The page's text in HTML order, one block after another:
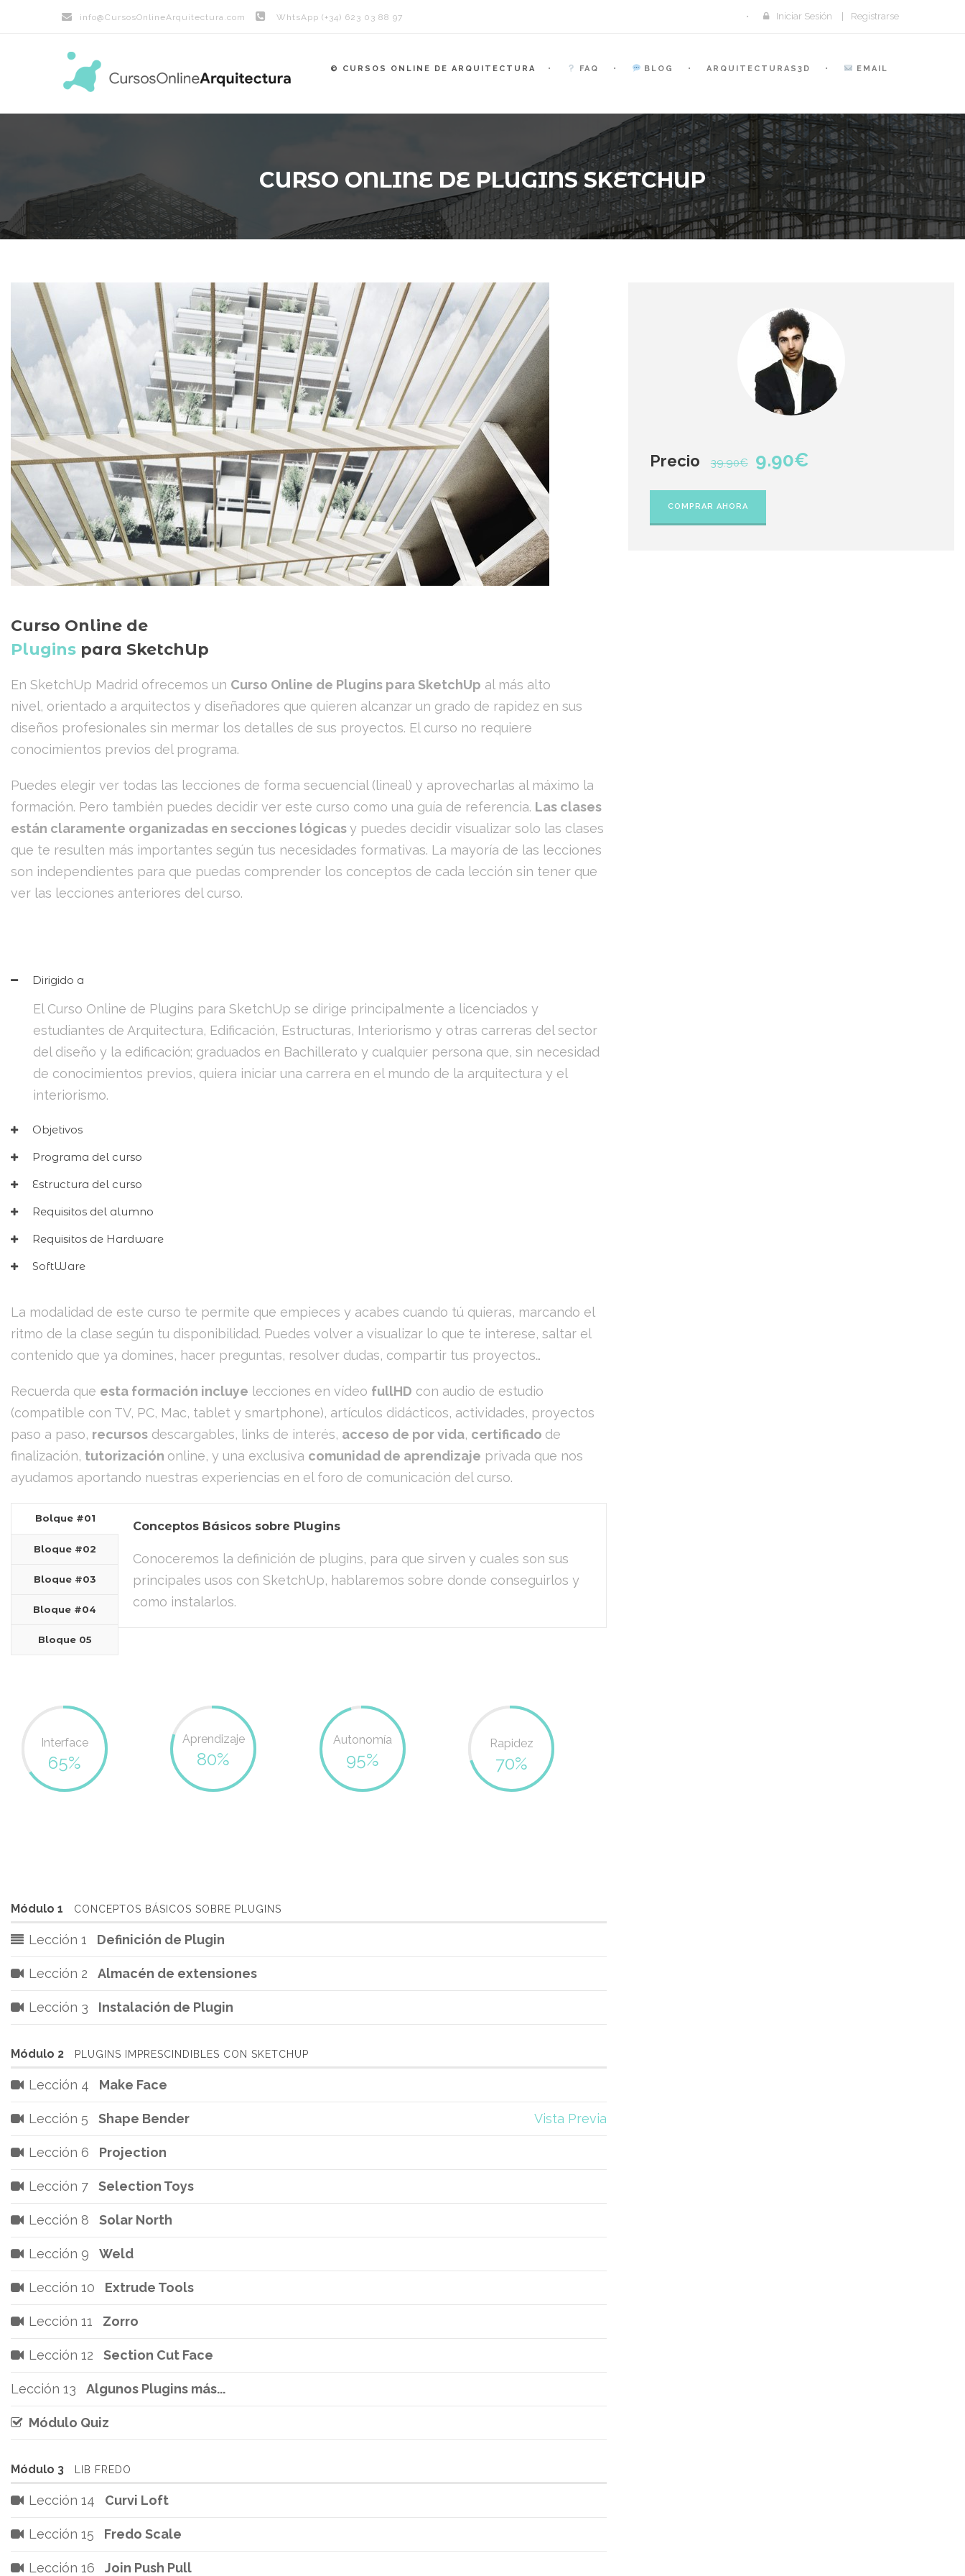
info@CursosOnlineArquitectura.com WhtsApp (+34) 623 03 88 97 Iniciar Sesión Registrarse
© CURSOS ONLINE DE ARQUITECTURA FAQ BLOG ARQUITECTURAS3D EMAIL
CURSO ONLINE DE PLUGINS SKETCHUP
Precio 39.90€ 9.90€
COMPRAR AHORA
Curso Online de
Plugins para SketchUp
En SketchUp Madrid ofrecemos un Curso Online de Plugins para SketchUp al más alto
nivel, orientado a arquitectos y diseñadores que quieren alcanzar un grado de rapidez en sus
diseños profesionales sin mermar los detalles de sus proyectos. El curso no requiere
conocimientos previos del programa.
Puedes elegir ver todas las lecciones de forma secuencial (lineal) y aprovecharlas al máximo la
formación. Pero también puedes decidir ver este curso como una guía de referencia. Las clases
están claramente organizadas en secciones lógicasy puedes decidir visualizar solo las clases
que te resulten más importantes según tus necesidades formativas. La mayoría de las lecciones
son independientes para que puedas comprender los conceptos de cada lección sin tener que
ver las lecciones anteriores del curso.
Dirigido a
El Curso Online de Plugins para SketchUp se dirige principalmente a licenciados y
estudiantes de Arquitectura, Edificación, Estructuras, Interiorismo y otras carreras del sector
del diseño y la edificación; graduados en Bachillerato y cualquier persona que, sin necesidad
de conocimientos previos, quiera iniciar una carrera en el mundo de la arquitectura y el
interiorismo.
Objetivos
Programa del curso
Estructura del curso
Requisitos del alumno
Requisitos de Hardware
SoftWare
La modalidad de este curso te permite que empieces y acabes cuando tú quieras, marcando el
ritmo de la clase según tu disponibilidad. Puedes volver a visualizar lo que te interese, saltar el
contenido que ya domines, hacer preguntas, resolver dudas, compartir tus proyectos…
Recuerda que esta formación incluye lecciones en vídeo fullHD con audio de estudio
(compatible con TV, PC, Mac, tablet y smartphone), artículos didácticos, actividades, proyectos
paso a paso, recursos descargables, links de interés, acceso de por vida, certificado de
finalización, tutorización online, y una exclusiva comunidad de aprendizaje privada que nos
ayudamos aportando nuestras experiencias en el foro de comunicación del curso.
Bolque #01
Bloque #02
Bloque #03
Bloque #04
Bloque 05
Conceptos Básicos sobre Plugins
Conoceremos la definición de plugins, para que sirven y cuales son sus
principales usos con SketchUp, hablaremos sobre donde conseguirlos y
como instalarlos.
Interface
65%
Aprendizaje
80%
Autonomía
95%
Rapidez
70%
Módulo 1 CONCEPTOS BÁSICOS SOBRE PLUGINS
Lección 1 Definición de Plugin
Lección 2 Almacén de extensiones
Lección 3 Instalación de Plugin
Módulo 2 PLUGINS IMPRESCINDIBLES CON SKETCHUP
Lección 4 Make Face
Lección 5 Shape Bender Vista Previa
Lección 6 Projection
Lección 7 Selection Toys
Lección 8 Solar North
Lección 9 Weld
Lección 10 Extrude Tools
Lección 11 Zorro
Lección 12 Section Cut Face
Lección 13 Algunos Plugins más...
Módulo Quiz
Módulo 3 LIB FREDO
Lección 14 Curvi Loft
Lección 15 Fredo Scale
Lección 16 Join Push Pull